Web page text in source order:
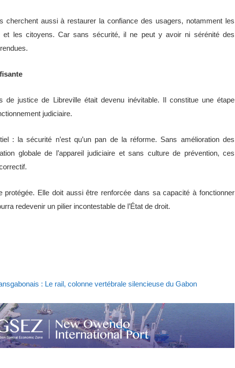
cherchent aussi à restaurer la confiance des usagers, notamment les
et les citoyens. Car sans sécurité, il ne peut y avoir ni sérénité des
de justice de Libreville était devenu inévitable. Il constitue une étape
judiciaire.
: la sécurité n’est qu’un pan de la réforme. Sans amélioration des
globale de l’appareil judiciaire et sans culture de prévention, ces
protégée. Elle doit aussi être renforcée dans sa capacité à fonctionner
redevenir un pilier incontestable de l’État de droit.
: Le rail, colonne vertébrale silencieuse du Gabon